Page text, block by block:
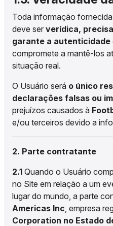
Toda informação
deve ser verídica,
garante a autenticidade
compromete a mantê-los
situação real.
O Usuário será o único
declarações falsas ou
prejuízos causados à
e/ou terceiros devido a
2. Parte contratante
2.1 Quando o Usuário
no Site em relação a um
lugar do mundo, a parte
Americas Inc, empresa
Corporation no Estado